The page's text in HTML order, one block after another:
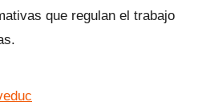
que regulan el trabajo